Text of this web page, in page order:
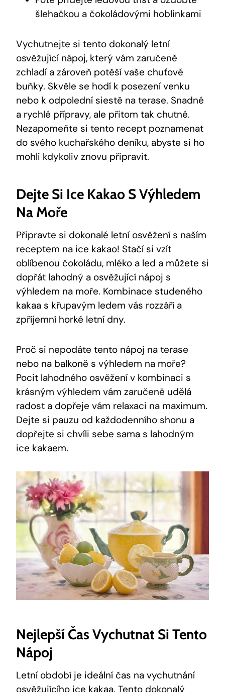
šlehačkou a čokoládovými hoblinkami
Vychutnejte si tento dokonalý letní
osvěžující nápoj, který ⁤vám zaručeně
zchladí a zároveň ‌potěší vaše chuťové
buňky. Skvěle se hodí‍ k posezení venku
nebo k odpolední siestě na terase. Snadné
a ​rychlé přípravy, ale přitom tak chutné.
Nezapomeňte si ⁣tento recept poznamenat
do⁤ svého kuchařského deníku, abyste si ho‌
mohli kdykoliv znovu připravit.
Dejte Si Ice Kakao S Výhledem
Na Moře
Připravte si dokonalé letní osvěžení s naším
receptem na ice kakao! Stačí si vzít
oblíbenou čokoládu, mléko a led a můžete si
‌dopřát lahodný a osvěžující nápoj s
výhledem ‌na moře. Kombinace studeného
kakaa s ‌křupavým ledem ⁤vás rozzáří a
zpříjemní horké letní dny.
Proč si nepodáte tento nápoj na terase
nebo na balkoně s výhledem na moře?⁢
Pocit ​lahodného‍ osvěžení v kombinaci s
krásným výhledem vám zaručeně udělá
radost a‍ dopřeje vám relaxaci na maximum.⁤
Dejte si pauzu od každodenního shonu a
dopřejte si chvíli sebe sama s lahodným
ice kakaem.
Nejlepší Čas Vychutnat Si Tento
Nápoj
Letní období je ideální ‌čas na vychutnání
osvěžujícího ice kakaa.⁢ Tento dokonalý